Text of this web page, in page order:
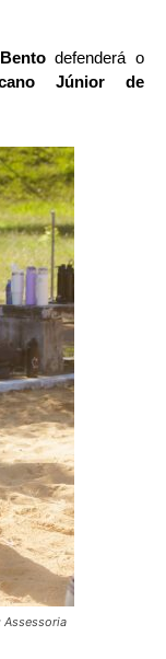
defenderá o
Júnior de
Assessoria